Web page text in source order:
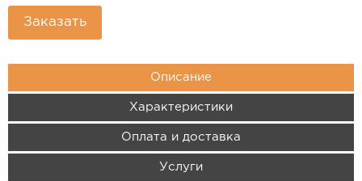
Заказать
Описание
Характеристики
Оплата и доставка
Услуги